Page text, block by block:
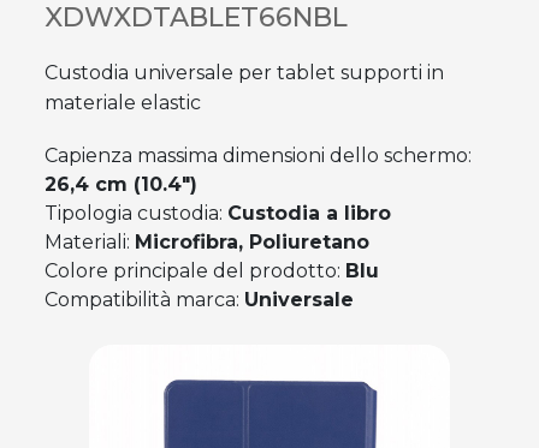
XDWXDTABLET66NBL
Custodia universale per tablet supporti in
materiale elastic
Capienza massima dimensioni dello schermo:
26,4 cm (10.4")
Tipologia custodia: Custodia a libro
Materiali: Microfibra, Poliuretano
Colore principale del prodotto: Blu
Compatibilità marca: Universale